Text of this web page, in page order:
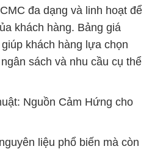
đa dạng và linh hoạt để
khách hàng. Bảng giá
khách hàng lựa chọn
sách và nhu cầu cụ thể
Nguồn Cảm Hứng cho
liệu phổ biến mà còn